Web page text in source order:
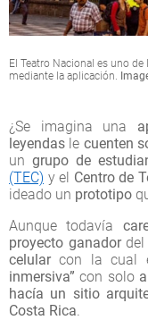
El Teatro Nacional es uno
mediante la aplicación.
¿Se imagina una
leyendas le cuenten
un grupo de
(TEC) y el Centro de
ideado un prototipo
Aunque todavía
proyecto ganadordel
celularcon la cual
inmersiva” con solo
hacía un sitio
Costa Rica.